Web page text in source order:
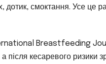
дотик, смоктання. Усе це
Breastfeeding
після кесаревого ризики